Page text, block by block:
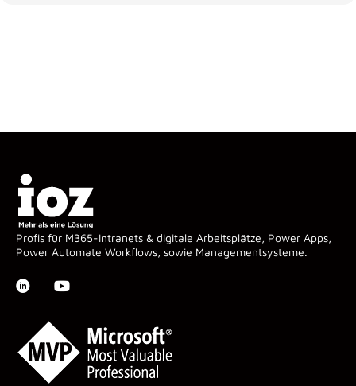
Profis für M365-Intranets & digitale Arbeitsplätze, Power Apps,
Power Automate Workflows, sowie Managementsysteme.